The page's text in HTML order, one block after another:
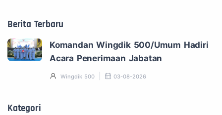
Berita Terbaru
Komandan Wingdik 500/Umum Hadiri
Acara Penerimaan Jabatan
Wingdik 500 03-08-2026
Kategori